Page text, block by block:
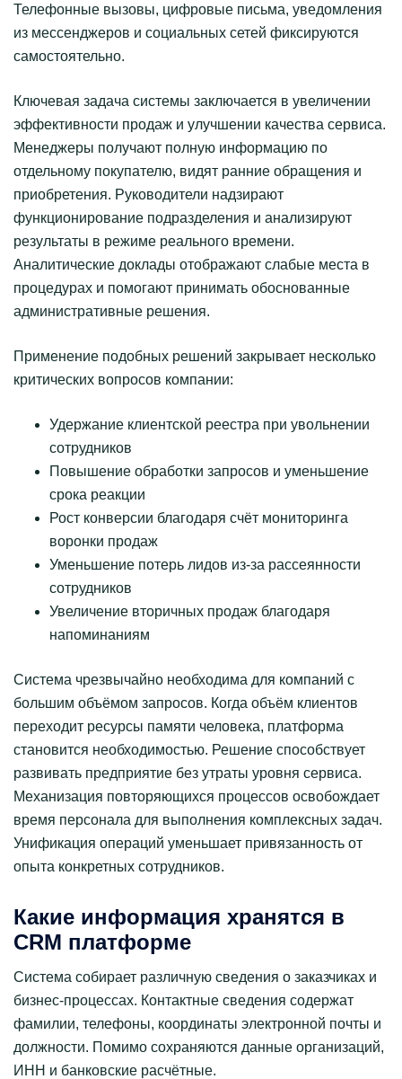
Телефонные вызовы, цифровые письма, уведомления
из мессенджеров и социальных сетей фиксируются
самостоятельно.
Ключевая задача системы заключается в увеличении
эффективности продаж и улучшении качества сервиса.
Менеджеры получают полную информацию по
отдельному покупателю, видят ранние обращения и
приобретения. Руководители надзирают
функционирование подразделения и анализируют
результаты в режиме реального времени.
Аналитические доклады отображают слабые места в
процедурах и помогают принимать обоснованные
административные решения.
Применение подобных решений закрывает несколько
критических вопросов компании:
Удержание клиентской реестра при увольнении
сотрудников
Повышение обработки запросов и уменьшение
срока реакции
Рост конверсии благодаря счёт мониторинга
воронки продаж
Уменьшение потерь лидов из-за рассеянности
сотрудников
Увеличение вторичных продаж благодаря
напоминаниям
Система чрезвычайно необходима для компаний с
большим объёмом запросов. Когда объём клиентов
переходит ресурсы памяти человека, платформа
становится необходимостью. Решение способствует
развивать предприятие без утраты уровня сервиса.
Механизация повторяющихся процессов освобождает
время персонала для выполнения комплексных задач.
Унификация операций уменьшает привязанность от
опыта конкретных сотрудников.
Какие информация хранятся в
CRM платформе
Система собирает различную сведения о заказчиках и
бизнес-процессах. Контактные сведения содержат
фамилии, телефоны, координаты электронной почты и
должности. Помимо сохраняются данные организаций,
ИНН и банковские расчётные.